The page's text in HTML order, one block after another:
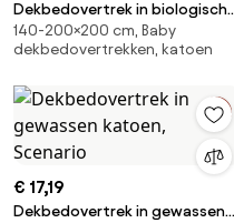
Dekbedovertrek in biologisch
tetra, voor kinderen, Yafa
140-200×200 cm, Baby
dekbedovertrekken, katoen
€ 17,19
Dekbedovertrek in gewassen